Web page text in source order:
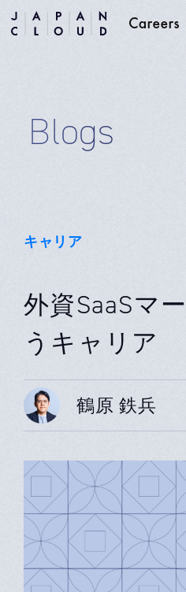
Blogs
キャリア
外資SaaSマ
うキャリア
鶴原 鉄兵